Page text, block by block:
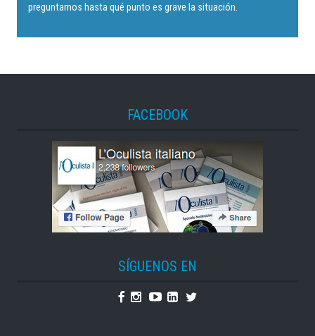
preguntamos hasta qué punto es grave la situación.
FACEBOOK
SÍGUENOS EN
Facebook
Instagram
YoutubeLinkedin
Twitter